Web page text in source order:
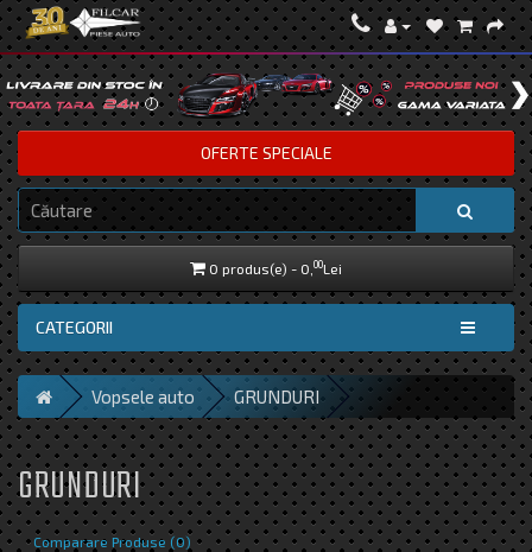
OFERTE SPECIALE
0 produs(e) - 0, 00Lei
CATEGORII
Vopsele auto GRUNDURI
GRUNDURI
Comparare Produse (0)